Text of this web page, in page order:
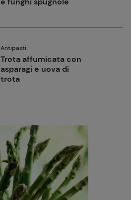
Antipasti
Trota affumicata con
asparagi e uova di
trota